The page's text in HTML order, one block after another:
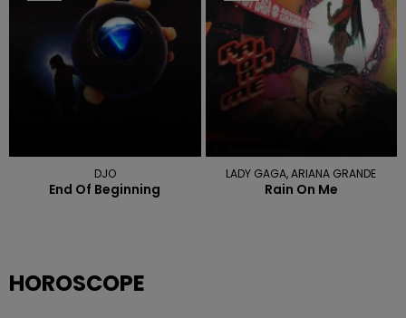
DJO
End Of Beginning
LADY GAGA, ARIANA GRANDE
Rain On Me
HOROSCOPE